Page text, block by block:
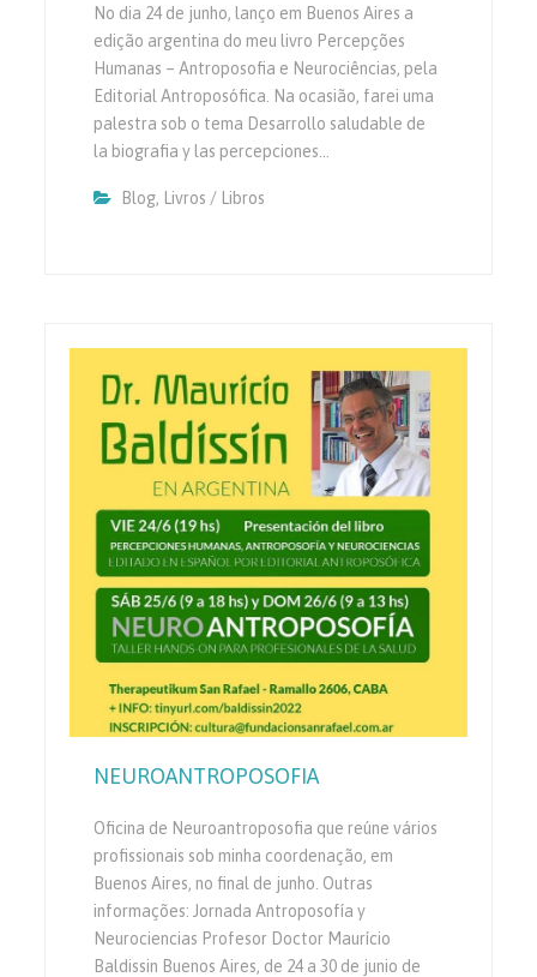
No dia 24 de junho, lanço em Buenos Aires a
edição argentina do meu livro Percepções
Humanas – Antroposofia e Neurociências, pela
Editorial Antroposófica. Na ocasião, farei uma
palestra sob o tema Desarrollo saludable de
la biografia y las percepciones…
Blog, Livros / Libros
NEUROANTROPOSOFIA
Oficina de Neuroantroposofia que reúne vários
profissionais sob minha coordenação, em
Buenos Aires, no final de junho. Outras
informações: Jornada Antroposofía y
Neurociencias Profesor Doctor Maurício
Baldissin Buenos Aires, de 24 a 30 de junio de